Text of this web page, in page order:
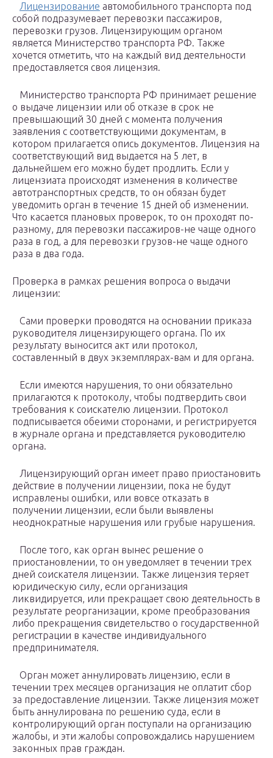
Лицензирование автомобильного транспорта под
собой подразумевает перевозки пассажиров,
перевозки грузов. Лицензирующим органом
является Министерство транспорта РФ. Также
хочется отметить, что на каждый вид деятельности
предоставляется своя лицензия.
Министерство транспорта РФ принимает решение
о выдаче лицензии или об отказе в срок не
превышающий 30 дней с момента получения
заявления с соответствующими документам, в
котором прилагается опись документов. Лицензия на
соответствующий вид выдается на 5 лет, в
дальнейшем его можно будет продлить. Если у
лицензиата происходят изменения в количестве
автотранспортных средств, то он обязан будет
уведомить орган в течение 15 дней об изменении.
Что касается плановых проверок, то он проходят по-
разному, для перевозки пассажиров-не чаще одного
раза в год, а для перевозки грузов-не чаще одного
раза в два года.
Проверка в рамках решения вопроса о выдачи
лицензии:
Сами проверки проводятся на основании приказа
руководителя лицензирующего органа. По их
результату выносится акт или протокол,
составленный в двух экземплярах-вам и для органа.
Если имеются нарушения, то они обязательно
прилагаются к протоколу, чтобы подтвердить свои
требования к соискателю лицензии. Протокол
подписывается обеими сторонами, и регистрируется
в журнале органа и представляется руководителю
органа.
Лицензирующий орган имеет право приостановить
действие в получении лицензии, пока не будут
исправлены ошибки, или вовсе отказать в
получении лицензии, если были выявлены
неоднократные нарушения или грубые нарушения.
После того, как орган вынес решение о
приостановлении, то он уведомляет в течении трех
дней соискателя лицензии. Также лицензия теряет
юридическую силу, если организация
ликвидируется, или прекращает свою деятельность в
результате реорганизации, кроме преобразования
либо прекращения свидетельство о государственной
регистрации в качестве индивидуального
предпринимателя.
Орган может аннулировать лицензию, если в
течении трех месяцев организация не оплатит сбор
за предоставление лицензии. Также лицензия может
быть аннулирована по решению суда, если в
контролирующий орган поступали на организацию
жалобы, и эти жалобы сопровождались нарушением
законных прав граждан.